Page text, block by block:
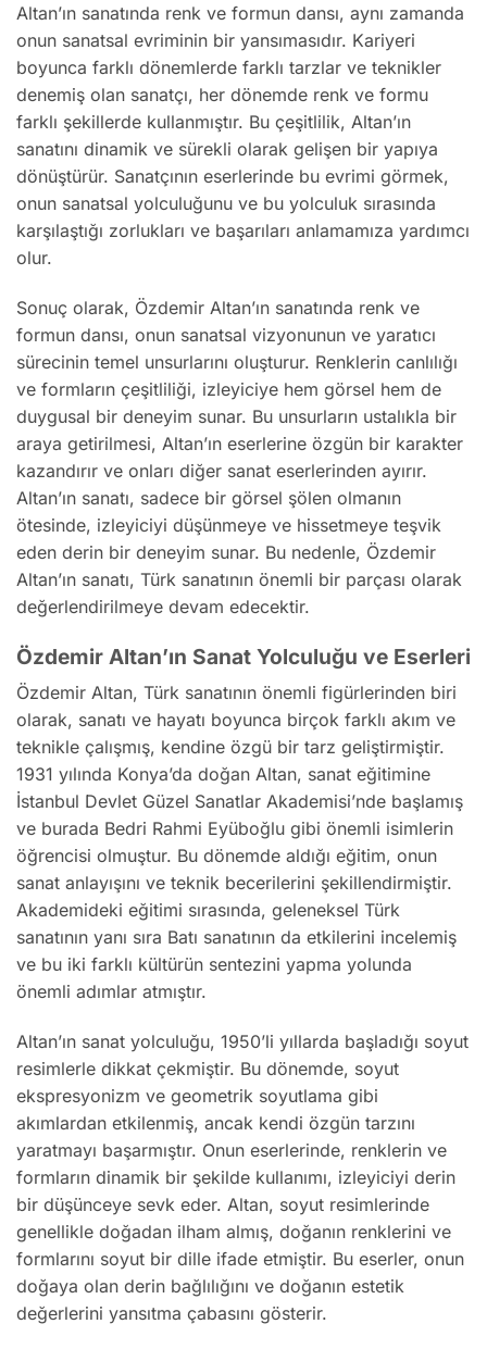
Altan’ın sanatında renk ve formun dansı, aynı zamanda
onun sanatsal evriminin bir yansımasıdır. Kariyeri
boyunca farklı dönemlerde farklı tarzlar ve teknikler
denemiş olan sanatçı, her dönemde renk ve formu
farklı şekillerde kullanmıştır. Bu çeşitlilik, Altan’ın
sanatını dinamik ve sürekli olarak gelişen bir yapıya
dönüştürür. Sanatçının eserlerinde bu evrimi görmek,
onun sanatsal yolculuğunu ve bu yolculuk sırasında
karşılaştığı zorlukları ve başarıları anlamamıza yardımcı
olur.
Sonuç olarak, Özdemir Altan’ın sanatında renk ve
formun dansı, onun sanatsal vizyonunun ve yaratıcı
sürecinin temel unsurlarını oluşturur. Renklerin canlılığı
ve formların çeşitliliği, izleyiciye hem görsel hem de
duygusal bir deneyim sunar. Bu unsurların ustalıkla bir
araya getirilmesi, Altan’ın eserlerine özgün bir karakter
kazandırır ve onları diğer sanat eserlerinden ayırır.
Altan’ın sanatı, sadece bir görsel şölen olmanın
ötesinde, izleyiciyi düşünmeye ve hissetmeye teşvik
eden derin bir deneyim sunar. Bu nedenle, Özdemir
Altan’ın sanatı, Türk sanatının önemli bir parçası olarak
değerlendirilmeye devam edecektir.
Özdemir Altan’ın Sanat Yolculuğu ve Eserleri
Özdemir Altan, Türk sanatının önemli figürlerinden biri
olarak, sanatı ve hayatı boyunca birçok farklı akım ve
teknikle çalışmış, kendine özgü bir tarz geliştirmiştir.
1931 yılında Konya’da doğan Altan, sanat eğitimine
İstanbul Devlet Güzel Sanatlar Akademisi’nde başlamış
ve burada Bedri Rahmi Eyüboğlu gibi önemli isimlerin
öğrencisi olmuştur. Bu dönemde aldığı eğitim, onun
sanat anlayışını ve teknik becerilerini şekillendirmiştir.
Akademideki eğitimi sırasında, geleneksel Türk
sanatının yanı sıra Batı sanatının da etkilerini incelemiş
ve bu iki farklı kültürün sentezini yapma yolunda
önemli adımlar atmıştır.
Altan’ın sanat yolculuğu, 1950’li yıllarda başladığı soyut
resimlerle dikkat çekmiştir. Bu dönemde, soyut
ekspresyonizm ve geometrik soyutlama gibi
akımlardan etkilenmiş, ancak kendi özgün tarzını
yaratmayı başarmıştır. Onun eserlerinde, renklerin ve
formların dinamik bir şekilde kullanımı, izleyiciyi derin
bir düşünceye sevk eder. Altan, soyut resimlerinde
genellikle doğadan ilham almış, doğanın renklerini ve
formlarını soyut bir dille ifade etmiştir. Bu eserler, onun
doğaya olan derin bağlılığını ve doğanın estetik
değerlerini yansıtma çabasını gösterir.